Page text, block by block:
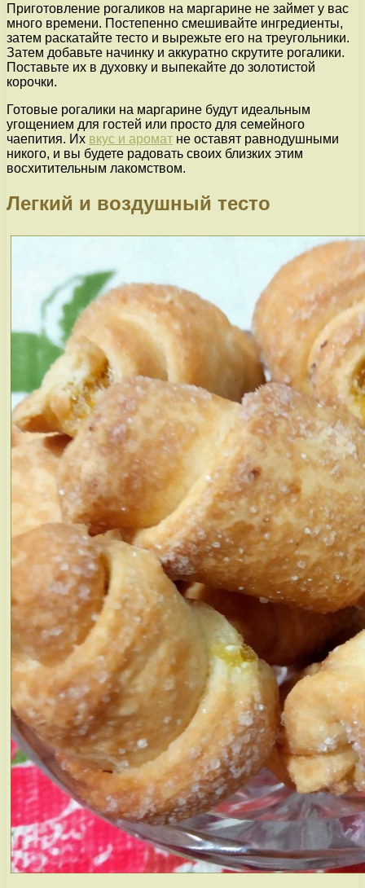
Приготовление рогаликов на маргарине не займет у вас
много времени. Постепенно смешивайте ингредиенты,
затем раскатайте тесто и вырежьте его на треугольники.
Затем добавьте начинку и аккуратно скрутите рогалики.
Поставьте их в духовку и выпекайте до золотистой
корочки.
Готовые рогалики на маргарине будут идеальным
угощением для гостей или просто для семейного
чаепития. Их вкус и аромат не оставят равнодушными
никого, и вы будете радовать своих близких этим
восхитительным лакомством.
Легкий и воздушный тесто